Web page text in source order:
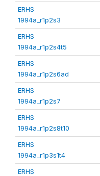
ERHS
1994a_r1p2s3
ERHS
1994a_r1p2s4t5
ERHS
1994a_r1p2s6ad
ERHS
1994a_r1p2s7
ERHS
1994a_r1p2s8t10
ERHS
1994a_r1p3s1t4
ERHS